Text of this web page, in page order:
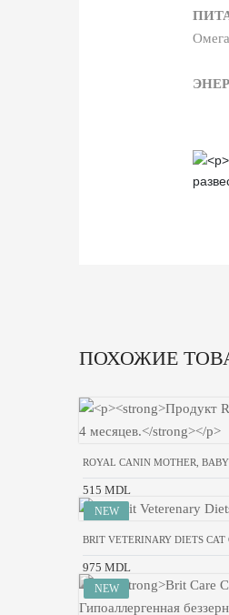
ПОХОЖИЕ
ROYAL CANIN MOTHER,
515 MDL
BRIT VETERINARY DIETS
975 MDL